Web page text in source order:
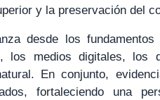
y la preservación del
desde los
los medios digitales,
En conjunto,
fortaleciendo una